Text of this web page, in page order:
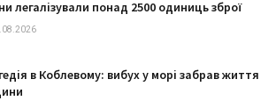
легалізували понад 2500 одиниць зброї
в Коблевому: вибух у морі забрав життя